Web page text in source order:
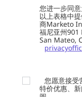
您进一步同
以上表格中
商Marketo
福尼亚州
San Mateo,
您愿意接受
特价优惠、